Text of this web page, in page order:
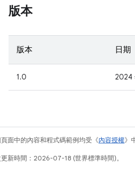
版本
版本 日期
1.0 2024
面中的內容和程式碼範例均受《內容授權》
新時間：2026-07-18 (世界標準時間)。